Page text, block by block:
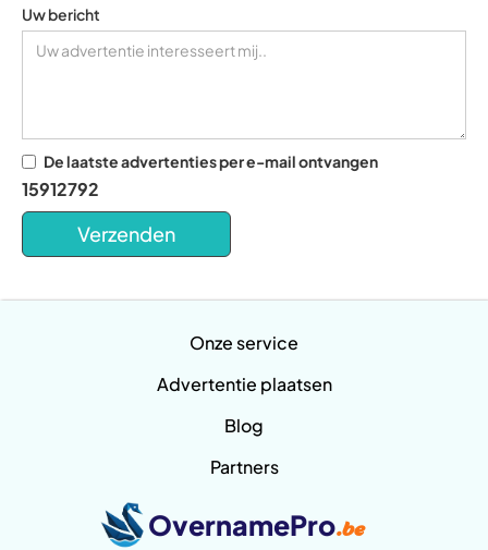
Uw bericht
De laatste advertenties per e-mail ontvangen
15912792
Onze service
Advertentie plaatsen
Blog
Partners
OvernamePro.be